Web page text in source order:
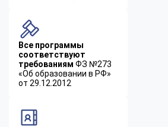
Все программы
соответствуют
требованиям ФЗ №273
«Об образовании в РФ»
от 29.12.2012